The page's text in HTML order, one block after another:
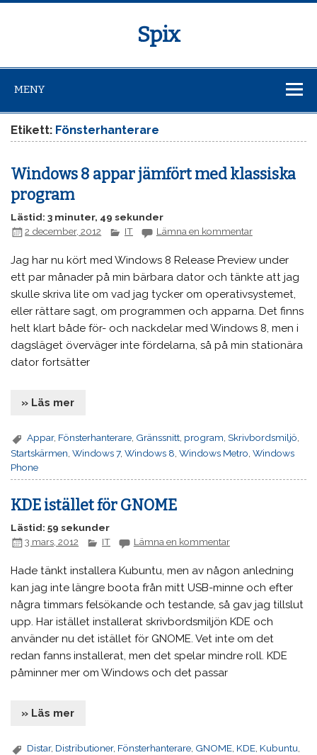
Spix
MENY
Etikett: Fönsterhanterare
Windows 8 appar jämfört med klassiska
program
Lästid: 3 minuter, 49 sekunder
2 december, 2012
IT Lämna en kommentar
Jag har nu kört med Windows 8 Release Preview under
ett par månader på min bärbara dator och tänkte att jag
skulle skriva lite om vad jag tycker om operativsystemet,
eller rättare sagt, om programmen och apparna. Det finns
helt klart både för- och nackdelar med Windows 8, men i
dagsläget överväger inte fördelarna, så på min stationära
dator fortsätter
» Läs mer
Appar, Fönsterhanterare Gränssnitt program ,Skrivbordsmiljö
Startskärmen ,Windows 7,Windows 8 ,Windows Metro ,Windows
Phone
KDE istället för GNOME
Lästid: 59 sekunder
3 mars, 2012
IT Lämna en kommentar
Hade tänkt installera Kubuntu, men av någon anledning
kan jag inte längre boota från mitt USB-minne och efter
några timmars felsökande och testande, så gav jag tillslut
upp. Har istället installerat skrivbordsmiljön KDE och
använder nu det istället för GNOME. Vet inte om det
redan fanns installerat, men det spelar mindre roll. KDE
påminner mer om Windows och det passar
» Läs mer
Distar, Distributioner, Fönsterhanterare GNOME KDE Kubuntu